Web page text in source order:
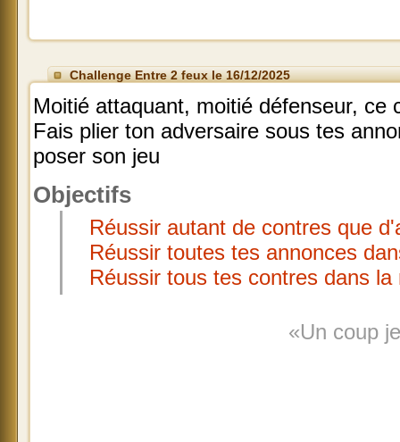
Challenge Entre 2 feux le 16/12/2025
Moitié attaquant, moitié défenseur, ce
Fais plier ton adversaire sous tes
poser son jeu
Objectifs
Réussir autant de contres que
Réussir toutes tes annonces
Réussir tous tes contres dans la
«Un coup